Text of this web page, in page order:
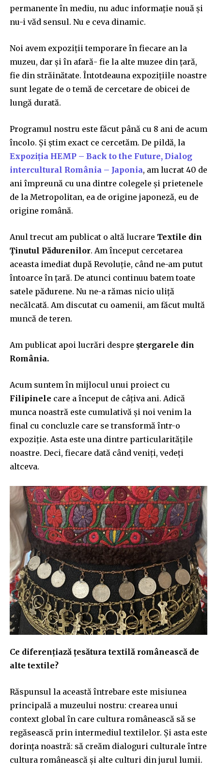
permanente în mediu, nu aduc informație nouă și
nu-i văd sensul. Nu e ceva dinamic.
Noi avem expoziții temporare în fiecare an la
muzeu, dar și în afară- fie la alte muzee din țară,
fie din străinătate. Întotdeauna expozițiile noastre
sunt legate de o temă de cercetare de obicei de
lungă durată.
Programul nostru este făcut până cu 8 ani de acum
încolo. Și știm exact ce cercetăm. De pildă, la
Expoziția HEMP – Back to the Future, Dialog
intercultural România – Japonia, am lucrat 40 de
ani împreună cu una dintre colegele și prietenele
de la Metropolitan, ea de origine japoneză, eu de
origine română.
Anul trecut am publicat o altă lucrare Textile din
Ținutul Pădurenilor. Am început cercetarea
aceasta imediat după Revoluție, când ne-am putut
întoarce în țară. De atunci continuu batem toate
satele pădurene. Nu ne-a rămas nicio uliță
necălcată. Am discutat cu oamenii, am făcut multă
muncă de teren.
Am publicat apoi lucrări despre ștergarele din
România.
Acum suntem în mijlocul unui proiect cu
Filipinele care a început de câțiva ani. Adică
munca noastră este cumulativă și noi venim la
final cu concluzle care se transformă într-o
expoziție. Asta este una dintre particularitățile
noastre. Deci, fiecare dată când veniți, vedeți
altceva.
Ce diferențiază țesătura textilă românească de
alte textile?
Răspunsul la această întrebare este misiunea
principală a muzeului nostru: crearea unui
context global în care cultura românească să se
regăsească prin intermediul textilelor. Și asta este
dorința noastră: să creăm dialoguri culturale între
cultura românească și alte culturi din jurul lumii.